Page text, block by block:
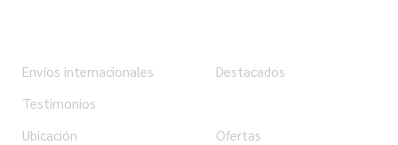
Envíos internacionales
Testimonios
Ubicación
Destacados
Ofertas